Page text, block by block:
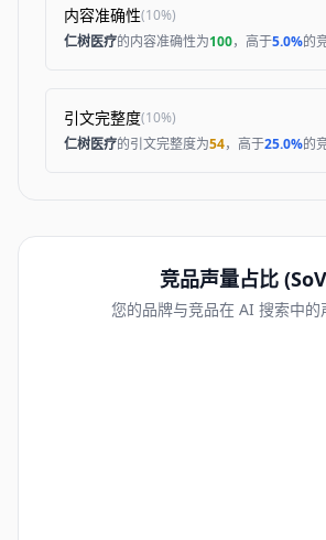
内容准确性(10%)
仁树医疗的内容准确性为100，高于5.0%的
引文完整度(10%)
仁树医疗的引文完整度为54，高于25.0%的
竞品声量占比
您的品牌与竞品在 AI 搜索中的